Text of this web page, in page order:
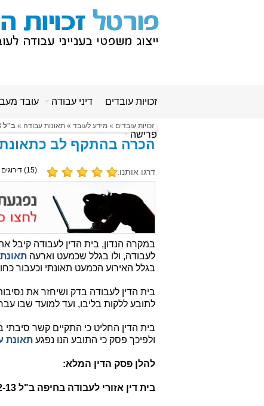
זכויות עובדים דיני עבודה עובד
פרישה
זכויות עובדים » מידע לעובד » תאונות עבודה » ב''ל 56741-02-13
הכרה בהתקף לב
דרגו אותנו: (
15
)
במקרה הנדון, בית הדין לעבודה קיבל
לעבודה, ולו בגלל שכמעט וארעה
בגלל האירוע הכמעט תאונתי וכעבור
בית הדין לעבודה בדק ושיחזר את
לתובע ללקות בליבו, ועד למועד שבו
בית הדין החליט כי התקיים קשר סיבתי
ולפיכך פסק כי התובע הנו נפגע תאונת
להלן פסק הדין המלא:
בית דין אזורי לעבודה בחיפה ב"ל 56741-02-13